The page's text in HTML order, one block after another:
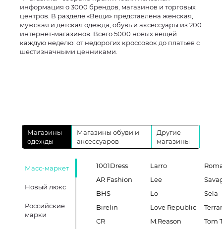
информация о 3000 брендов, магазинов и торговых
центров. В разделе «Вещи» представлена женская,
мужская и детская одежда, обувь и аксессуары из 200
интернет-магазинов. Всего 5000 новых вещей
каждую неделю: от недорогих кроссовок до платьев с
шестизначными ценниками.
Магазины
одежды
Магазины обуви и
аксессуаров
Другие
магазины
Масс-маркет
Новый люкс
Российские
марки
1001Dress
AR Fashion
BHS
Birelin
CR
Larro
Lee
Lo
Love Republic
M.Reason
Sela
Tom